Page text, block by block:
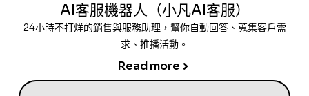
AI客服機器人（小凡AI客服）
24小時不打烊的銷售與服務助理，幫你自動回答、蒐集客戶需
求、推播活動。
Read more